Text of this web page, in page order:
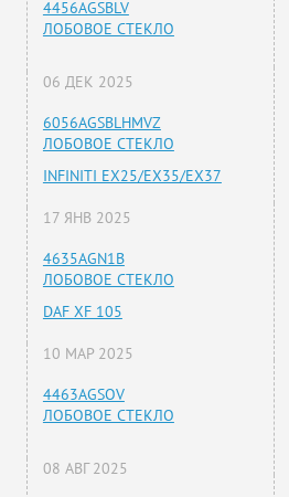
4456AGSBLV
ЛОБОВОЕ СТЕКЛО
06 ДЕК 2025
6056AGSBLHMVZ
ЛОБОВОЕ СТЕКЛО
INFINITI EX25/EX35/EX37
17 ЯНВ 2025
4635AGN1B
ЛОБОВОЕ СТЕКЛО
DAF XF 105
10 МАР 2025
4463AGSOV
ЛОБОВОЕ СТЕКЛО
08 АВГ 2025